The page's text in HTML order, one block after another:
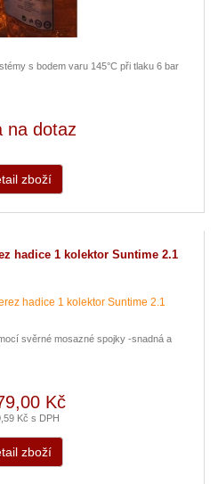
s bodem varu 145°C při tlaku 6 bar
na dotaz
zboží
hadice 1 kolektor Suntime 2.1
svěrné mosazné spojky -snadná a
Kč
Kč s DPH
zboží